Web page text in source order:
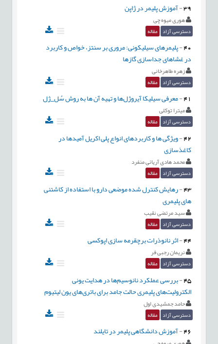
39
-آموزش پلیمر در ژاپن
هوری میوه چی
دسترسی آزاد مقاله
40
-پلیمرهای سیلیکونی: مروری بر سنتز، خواص و کاربرد
در غشاهای جداسازی گازها
زهره طاهرخانی
دسترسی آزاد مقاله
41
-معرفی سیلیکا آیروژل‌ها و تهیه آن ها به روش سُل_ژل
میترا توکلی
دسترسی آزاد مقاله
42
-ویژگی ها و کاربردهای انواع پلی اکریل آمیدها در
کاغذسازی
محمد هادی آریائی منفرد
دسترسی آزاد مقاله
43
-رهایش کنترل شده موضعی دارو با استفاده از کاشتنی
های پلیمری
سید مرتضی نقیب
دسترسی آزاد مقاله
44
-اثر نانوذرات برچقرمه سازی اپوکسی
نریمان رجبی فر
دسترسی آزاد مقاله
45
-بررسی عملکرد نانوسیم‌ها در هدایت یونی
الکترولیت‌های پلیمری حالت جامد برای باتری‌های یون لیتیوم
حامد جمشیدی اول
دسترسی آزاد مقاله
46
-آموزش دانشگاهی پلیمر در تایلند